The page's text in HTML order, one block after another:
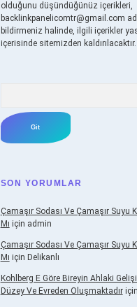
olduğunu düşündüğünüz içerikleri,
backlinkpanelicomtr@gmail.com
bildirmeniz halinde, ilgili içerikler
içerisinde sitemizden kaldırılacaktır.
SON YORUMLAR
Çamaşır Sodası Ve Çamaşır Suyu
Mı için admin
Çamaşır Sodası Ve Çamaşır Suyu
Mı için Delikanlı
Kohlberg E Göre Bireyin Ahlaki
Düzey Ve Evreden Oluşmaktadıriçin